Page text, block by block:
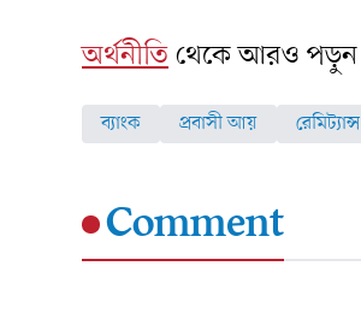
অর্থনীতিথেকে আরও পড়ুন
ব্যাংক প্রবাসী আয় রেমিট্যান্স
Comment